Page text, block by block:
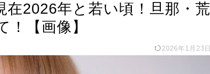
2026年と若い頃！旦那・荒
！【画像】
2026年1月23日